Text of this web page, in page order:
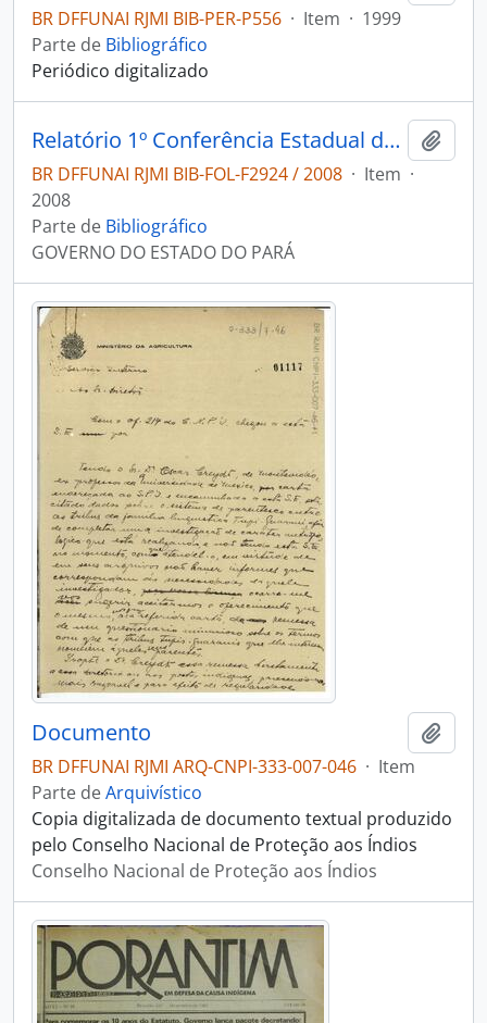
BR DFFUNAI RJMI BIB-PER-P556 · Item · 1999
Parte de Bibliográfico
Periódico digitalizado
Relatório 1º Conferência Estadual dos Povos Indígenas: 7-9 de agosto de 2008.
BR DFFUNAI RJMI BIB-FOL-F2924 / 2008 · Item ·
2008
Parte de Bibliográfico
GOVERNO DO ESTADO DO PARÁ
Documento
BR DFFUNAI RJMI ARQ-CNPI-333-007-046 · Item
Parte deArquivístico
Copia digitalizada de documento textual produzido
pelo Conselho Nacional de Proteção aos Índios
Conselho Nacional de Proteção aos Índios